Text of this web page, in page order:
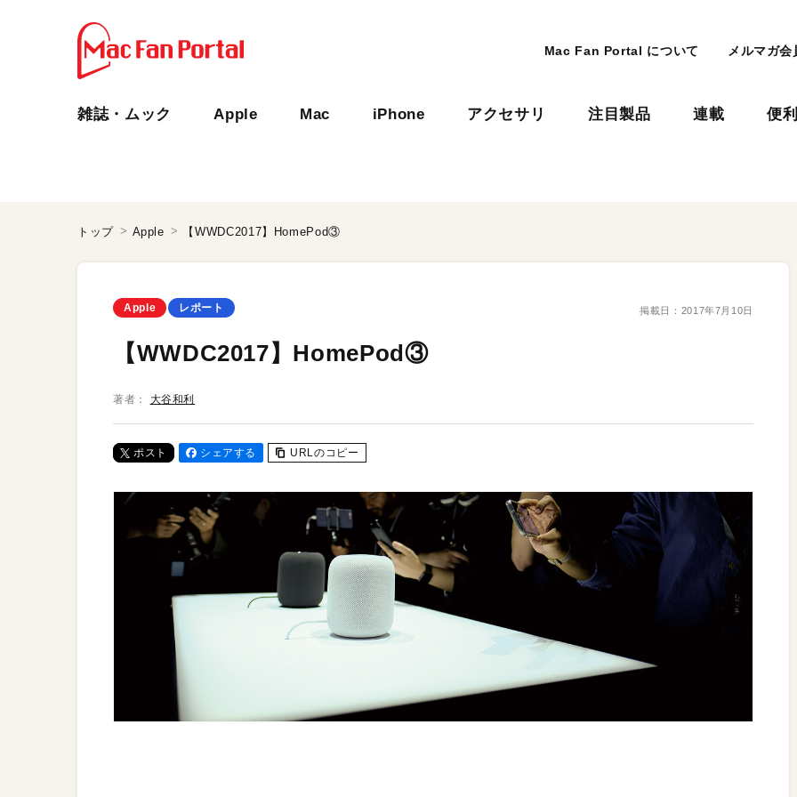
Mac Fan Portal について メルマガ会
雑誌・ムック Apple Mac iPhone アクセサリ 注目製品 連載 便
トップ Apple 【WWDC2017】HomePod③
Apple レポート 掲載日： 2017年7月10日
【WWDC2017】HomePod③
著者： 大谷和利
ポスト シェアする URLのコピー